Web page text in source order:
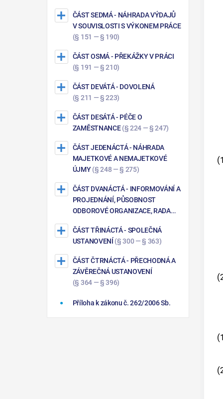
PRACOVNĚPRÁVNÍHO VZTAHU
(§ 109 — § 150)
ČÁST SEDMÁ- NÁHRADA VÝDAJŮ
V SOUVISLOSTI S VÝKONEM PRÁCE
(§ 151 — § 190)
ČÁST OSMÁ- PŘEKÁŽKY V PRÁCI
(§ 191 — § 210)
ČÁST DEVÁTÁ- DOVOLENÁ
(§ 211 — § 223)
ČÁST DESÁTÁ- PÉČE O
ZAMĚSTNANCE(§ 224 — § 247)
ČÁST JEDENÁCTÁ- NÁHRADA
MAJETKOVÉ A NEMAJETKOVÉ
ÚJMY(§ 248 — § 275)
ČÁST DVANÁCTÁ- INFORMOVÁNÍ A
PROJEDNÁNÍ, PŮSOBNOST
ODBOROVÉ ORGANIZACE, RADA
OBLAST BEZPEČNOSTI A
OCHRANY ZDRAVÍ PŘI PRÁCI
(§ 276 — § 299)
ČÁST TŘINÁCTÁ- SPOLEČNÁ
USTANOVENÍ (§ 300 — § 363)
ČÁST ČTRNÁCTÁ- PŘECHODNÁ A
ZÁVĚREČNÁ USTANOVENÍ
(§ 364 — § 396)
Příloha k zákonu č. 262/2006 Sb.